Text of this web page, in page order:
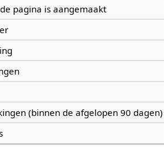
pagina is aangemaakt
(binnen de afgelopen 90 dagen)